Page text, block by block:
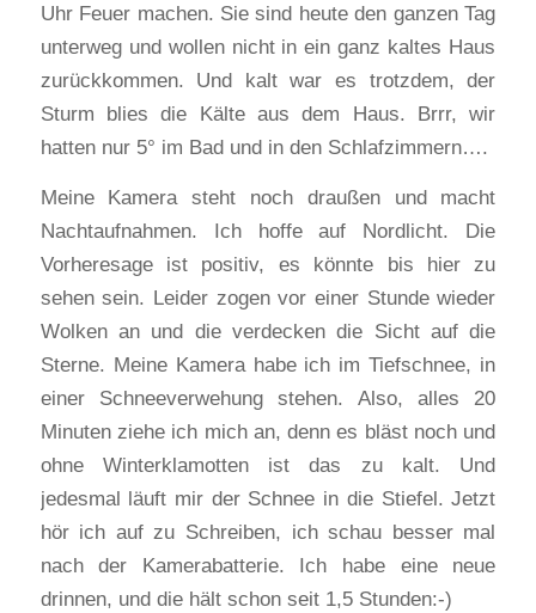
Uhr Feuer machen. Sie sind heute den ganzen Tag
unterweg und wollen nicht in ein ganz kaltes Haus
zurückkommen. Und kalt war es trotzdem, der
Sturm blies die Kälte aus dem Haus. Brrr, wir
hatten nur 5° im Bad und in den Schlafzimmern….
Meine Kamera steht noch draußen und macht
Nachtaufnahmen. Ich hoffe auf Nordlicht. Die
Vorheresage ist positiv, es könnte bis hier zu
sehen sein. Leider zogen vor einer Stunde wieder
Wolken an und die verdecken die Sicht auf die
Sterne. Meine Kamera habe ich im Tiefschnee, in
einer Schneeverwehung stehen. Also, alles 20
Minuten ziehe ich mich an, denn es bläst noch und
ohne Winterklamotten ist das zu kalt. Und
jedesmal läuft mir der Schnee in die Stiefel. Jetzt
hör ich auf zu Schreiben, ich schau besser mal
nach der Kamerabatterie. Ich habe eine neue
drinnen, und die hält schon seit 1,5 Stunden:-)